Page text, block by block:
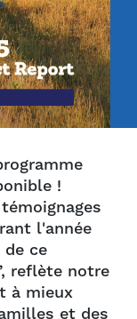
!
l'année
ce
reflète notre
à mieux
et des